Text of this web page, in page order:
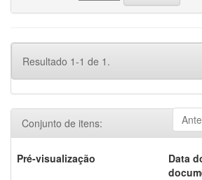
Resultado 1-1 de 1.
Conjunto de itens:
Pré-visualização
Data